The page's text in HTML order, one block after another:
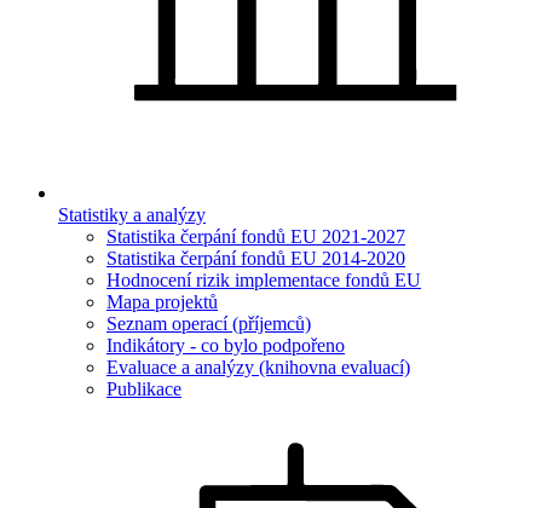
Statistiky a analýzy
Statistika čerpání fondů EU 2021-2027
Statistika čerpání fondů EU 2014-2020
Hodnocení rizik implementace fondů EU
Mapa projektů
Seznam operací (příjemců)
Indikátory - co bylo podpořeno
Evaluace a analýzy (knihovna evaluací)
Publikace